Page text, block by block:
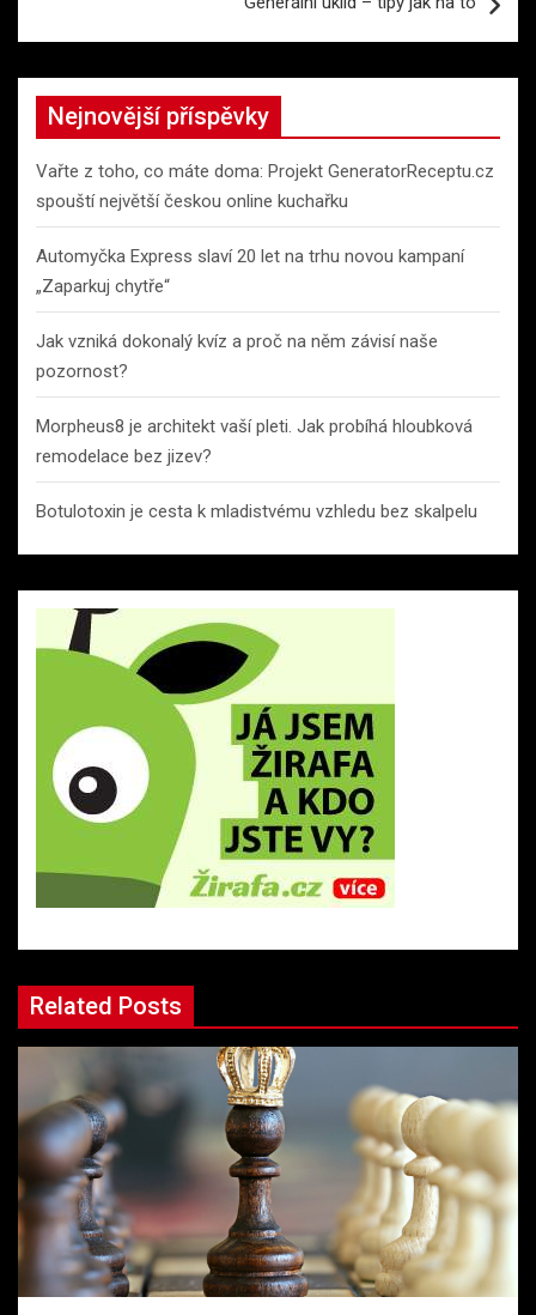
Nejnovější příspěvky
Vařte z toho, co máte doma: Projekt GeneratorReceptu.cz
spouští největší českou online kuchařku
Automyčka Express slaví 20 let na trhu novou kampaní
„Zaparkuj chytře“
Jak vzniká dokonalý kvíz a proč na něm závisí naše
pozornost?
Morpheus8 je architekt vaší pleti. Jak probíhá hloubková
remodelace bez jizev?
Botulotoxin je cesta k mladistvému vzhledu bez skalpelu
Related Posts